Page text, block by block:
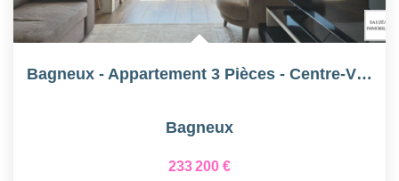
Bagneux - Appartement 3 Pièces - Centre-Ville
Bagneux
233 200 €